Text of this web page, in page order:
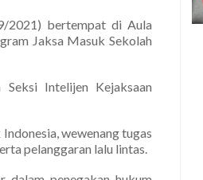
2021) bertempat di Aula
Jaksa Masuk Sekolah
Intelijen Kejaksaan
wewenang tugas
pelanggaran lalu lintas.